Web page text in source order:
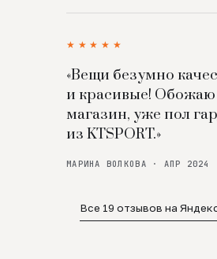
★★★★★
«Вещи безумно
и красивые! Обожаю
магазин, уже пол
из KTSPORT.»
МАРИНА ВОЛКОВА · АПР 2024
Все 19 отзывов на